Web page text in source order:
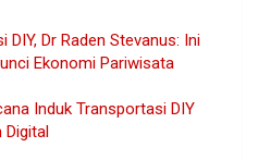
Dr Raden Stevanus: Ini
Ekonomi Pariwisata
Induk Transportasi DIY
Digital